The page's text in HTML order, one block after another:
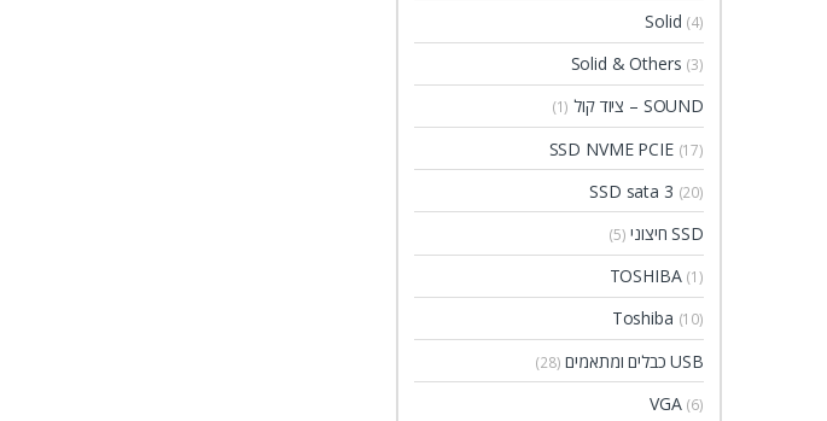
Solid (4)
Solid & Others (3)
SOUND – ציוד קול (1)
SSD NVME PCIE (17)
SSD sata 3 (20)
SSD חיצוני (5)
TOSHIBA (1)
Toshiba (10)
USB כבלים ומתאמים (28)
VGA (6)